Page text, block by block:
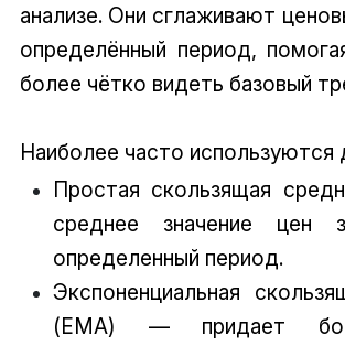
анализе. Они сглаживают
определённый период,
более чётко видеть базовый
Наиболее часто используются
Простая скользящая
среднее значение цен
определенный период.
Экспоненциальная
(EMA) — придает